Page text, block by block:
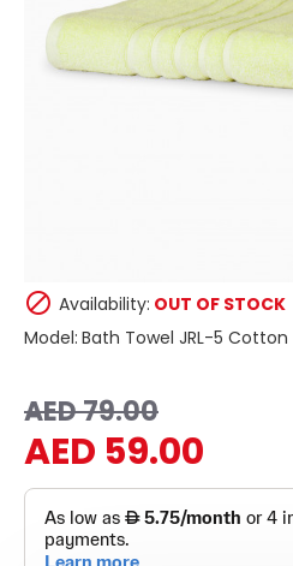
AED 59.00
AED 79.00
Availability: OUT OF STOCK
Model: Bath Towel JRL-5 Cotton